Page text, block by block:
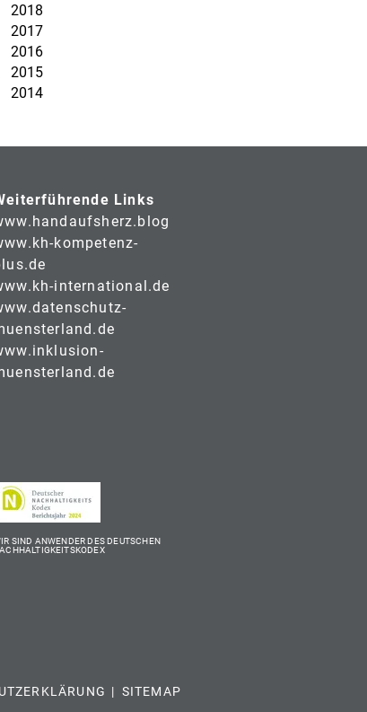
2018
2017
2016
2015
2014
Links
kompetenz-
international.de
SIND ANWENDER DES DEUTSCHEN
SITEMAP